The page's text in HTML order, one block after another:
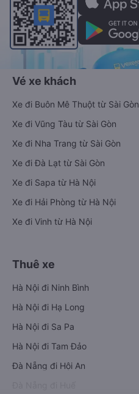
Vé xe khách
Xe đi Buôn Mê Thuột từ Sài Gòn
Xe đi Vũng Tàu từ Sài Gòn
Xe đi Nha Trang từ Sài Gòn
Xe đi Đà Lạt từ Sài Gòn
Xe đi Sapa từ Hà Nội
Xe đi Hải Phòng từ Hà Nội
Xe đi Vinh từ Hà Nội
Thuê xe
Hà Nội đi Ninh Bình
Hà Nội đi Hạ Long
Hà Nội đi Sa Pa
Hà Nội đi Tam Đảo
Đà Nẵng đi Hội An